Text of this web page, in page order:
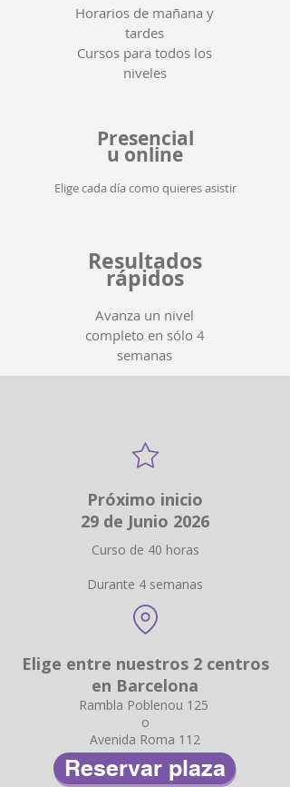
Horarios de mañana y
tardes
Cursos para todos los
niveles
Presencial
u online
Elige cada día como quieres asistir
Resultados
rápidos
Avanza un nivel
completo en sólo 4
semanas
Próximo inicio
29 de Junio 2026
Curso de 40 horas
Durante 4 semanas
Elige entre nuestros 2 centros
en Barcelona
Rambla Poblenou 125
o
Avenida Roma 112
Reservar plaza